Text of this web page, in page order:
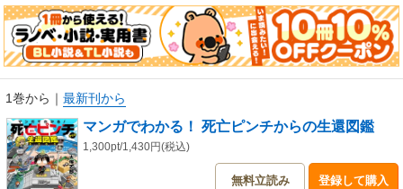
1巻から ｜ 最新刊から
マンガでわかる！ 死亡ピンチからの生還図鑑
1,300pt/1,430円(税込)
無料立読み 登録して購入